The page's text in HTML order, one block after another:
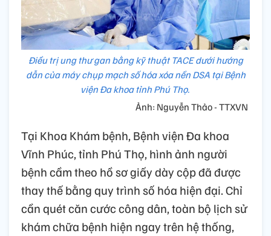
Điều trị ung thư gan bằng kỹ thuật TACE dưới hướng
dẫn của máy chụp mạch số hóa xóa nền DSA tại Bệnh
viện Đa khoa tỉnh Phú Thọ.
Ảnh: Nguyễn Thảo - TTXVN
Tại Khoa Khám bệnh, Bệnh viện Đa khoa
Vĩnh Phúc, tỉnh Phú Thọ, hình ảnh người
bệnh cầm theo hồ sơ giấy dày cộp đã được
thay thế bằng quy trình số hóa hiện đại. Chỉ
cần quét căn cước công dân, toàn bộ lịch sử
khám chữa bệnh hiện ngay trên hệ thống,